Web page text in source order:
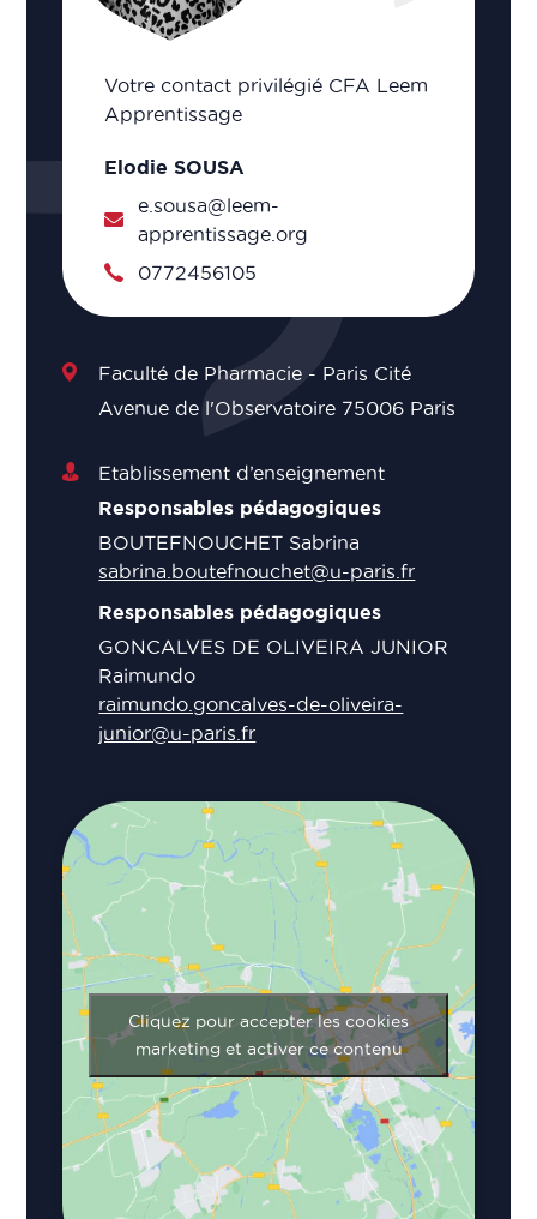
Votre contact privilégié CFA Leem
Apprentissage
Elodie SOUSA
e.sousa@leem-
apprentissage.org
0772456105
Faculté de Pharmacie - Paris Cité
Avenue de l'Observatoire 75006 Paris
Etablissement d’enseignement
Responsables pédagogiques
BOUTEFNOUCHET Sabrina
sabrina.boutefnouchet@u-paris.fr
Responsables pédagogiques
GONCALVES DE OLIVEIRA JUNIOR
Raimundo
raimundo.goncalves-de-oliveira-
junior@u-paris.fr
Cliquez pour accepter les cookies
marketing et activer ce contenu